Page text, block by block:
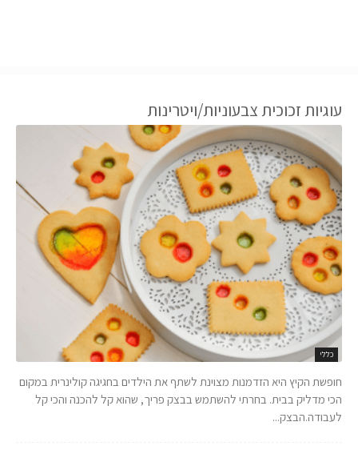
עוגיות זכוכית צבעוניות/ויטרינות
כללי
חופשת הקיץ היא הזדמנות מצוינת לשתף את הילדים בחגיגה קולינרית במקום
הכי מדליק בבית. בחרתי להשתמש בבצק פריך, שהוא קל להכנה והכי קל
לעבודה.הבצק...